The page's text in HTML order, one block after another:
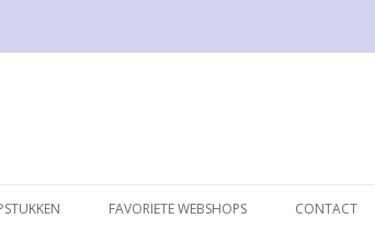
FAVORIETE WEBSHOPS CONTACT